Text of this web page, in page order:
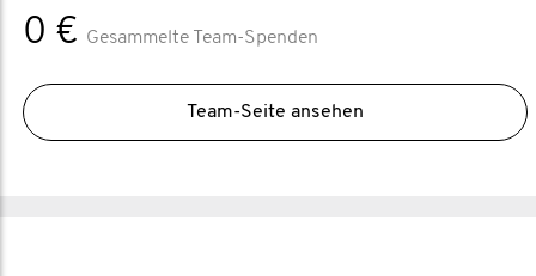
0 € Gesammelte Team-Spenden
Team-Seite ansehen